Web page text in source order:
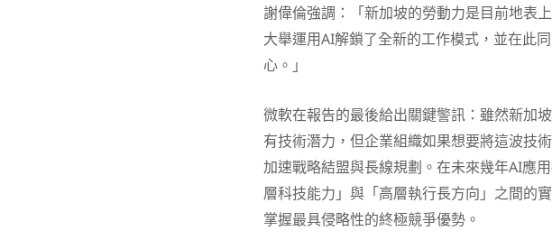
謝偉倫強調：「新加坡的勞動力是目前地表
大舉運用AI解鎖了全新的工作模式，並在此
心。」
微軟在報告的最後給出關鍵警訊：雖然新加
有技術潛力，但企業組織如果想要將這波技
加速戰略結盟與長線規劃。在未來幾年AI應
層科技能力」與「高層執行長方向」之間的
掌握最具侵略性的終極競爭優勢。